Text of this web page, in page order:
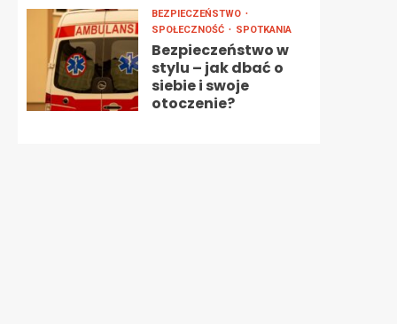
BEZPIECZEŃSTWO
SPOŁECZNOŚĆ
SPOTKANIA
Bezpieczeństwo w
stylu – jak dbać o
siebie i swoje
otoczenie?